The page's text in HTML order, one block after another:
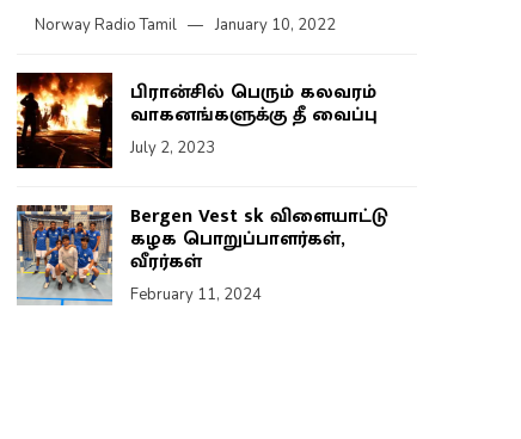
Norway Radio Tamil January 10, 2022
பிரான்சில் பெரும் கலவரம்
வாகனங்களுக்கு தீ வைப்பு
July 2, 2023
Bergen Vest sk விளையாட்டு
கழக பொறுப்பாளர்கள்,
வீரர்கள்
February 11, 2024